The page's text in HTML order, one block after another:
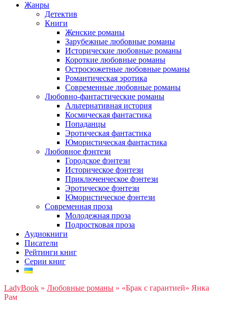
Жанры
Детектив
Книги
Женские романы
Зарубежные любовные романы
Исторические любовные романы
Короткие любовные романы
Остросюжетные любовные романы
Романтическая эротика
Современные любовные романы
Любовно-фантастические романы
Альтернативная история
Космическая фантастика
Попаданцы
Эротическая фантастика
Юмористическая фантастика
Любовное фэнтези
Городское фэнтези
Историческое фэнтези
Приключенческое фэнтези
Эротическое фэнтези
Юмористическое фэнтези
Современная проза
Молодежная проза
Подростковая проза
Аудиокниги
Писатели
Рейтинги книг
Серии книг
LadyBook » Любовные романы » «Брак с гарантией» Янка
Рам